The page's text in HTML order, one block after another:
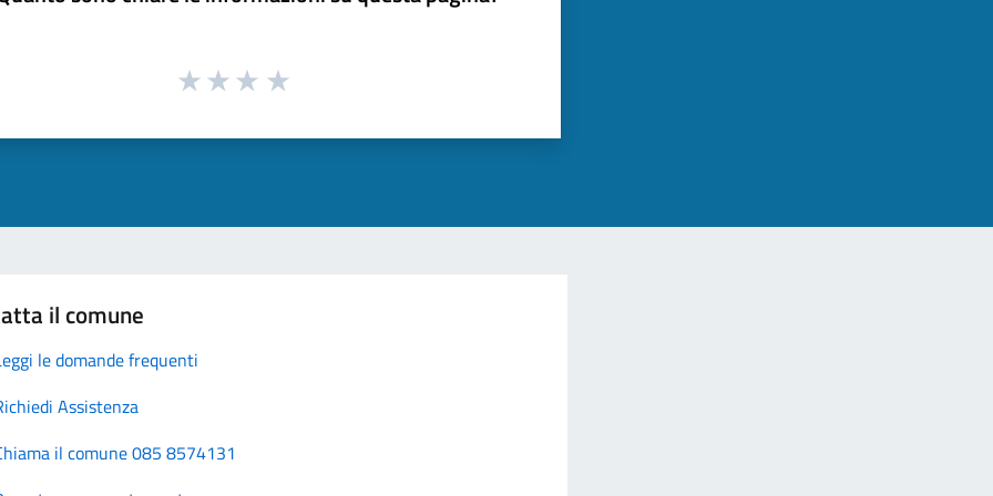
il comune
le domande frequenti
Assistenza
il comune 085 8574131